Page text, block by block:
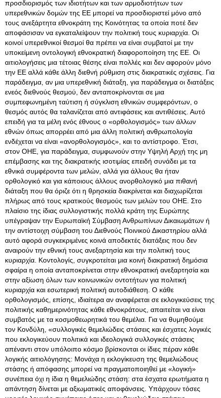
προσδιορισμός των ιδιοτήτων και των αρμοδιοτήτων των
υπερεθνικών δομών της ΕΕ μπορεί να προσδιοριστεί μόνο από
τους ανεξάρτητα εθνοκράτη της Κοινότητας τα οποία ποτέ δεν
αποφάσισαν να εγκαταλείψουν την πολιτική τους κυριαρχία. Οι
κοινοί υπερεθνικοί θεσμοί θα πρέπει να είναι συμβατοί με την
υποκείμενη οντολογική εθνοκρατική διαφοροποίηση της ΕΕ. Οι
αιτιολογήσεις μια τέτοιας θέσης είναι πολλές και δεν αφορούν μόνο
την ΕΕ αλλά κάθε άλλη διεθνή ρύθμιση στις διακρατικές σχέσεις. Για
παράδειγμα, αν μια υπερεθνική διάταξη, για παράδειγμα οι διατάξεις
ενεός διεθνούς θεσμού, δεν ανταποκρίνονται σε μια
συμπεφωνημένη ταύτιση ή σύγκλιση εθνικών συμφερόντων, ο
θεσμός αυτός θα ταλανίζεται από αντιφάσεις και αντιθέσεις. Αυτό
επειδή για τα μέλη ενός έθνους ο «ορθολογισμός» των άλλων
εθνών όπως απορρέει από μια άλλη πολιτική ανθρωπολογία
ενδέχεται να είναι «ανορθολογισμός», και το αντίστροφο. Έτσι,
στον ΟΗΕ, για παράδειγμα, συμφωνούν στην Υψηλή Αρχή της μη
επέμβασης και της διακρατικής ισοτιμίας επειδή συνάδει με τα
εθνικά συμφέροντα των μελών, αλλά για άλλους θα ήταν
ορθολογικό και για κάποιους άλλους ανορθολογικό μια πιθανή
διάταξη που θα όριζε ότι η θρησκεία διακρίνεται και διαχωρίζεται
πλήρως από τους κρατικούς θεσμούς των μελών του ΟΗΕ. Στο
πλαίσιο της ίδιας συλλογιστικής πολλά κράτη της Ευρώπης
υπέγραψαν την Ευρωπαϊκή Σύμβαση Ανθρωπίνων Δικαιωμάτων ή
την αντίστοιχη σύμβαση του Διεθνούς Ποινικού Δικαστηρίου αλλά
αυτό αφορά συγκεκριμένες κοινά αποδεκτές διατάξεις που δεν
αναιρούν την εθνική τους ανεξαρτησία και την πολιτική τους
κυριαρχία. Κοντολογίς, συγκροτείται μια κοινή διακρατική δημόσια
σφαίρα η οποία ανταποκρίνεται στην εθνοκρατική ανεξαρτησία και
στην αξίωση όλων των κοινωνικών οντοτήτων για πολιτική
κυριαρχία και εσωτερική πολιτική αυτοδιάθεση. Ο κάθε
ορθολογισμός, επίσης, ιδιαίτερα αν αναφέρεται σε εκλογικεύσεις της
πολιτικής καθημερινότητας κάθε εθνοκράτους, απαιτείται να είναι
συμβατός με τα κοσμοθεωρητικά του θεμέλια. Για να θυμηθούμε
τον Κονδύλη, «συλλογικές θεμελιώδεις στάσεις και έσχατες λογικές
που εκλογικεύουν πολιτικά και ιδεολογικά συλλογικές στάσεις
απέναντι στον υπόλοιπο κόσμο βρίσκονται οι ίδιες πέραν κάθε
λογικής αιτιολόγησης: Μονάχα η εκλογίκευση της θεμελιώδους
στάσης ή απόφασης μπορεί να πραγματοποιηθεί με «λογική»
συνέπεια όχι η ίδια η θεμελιώδης στάση: στα έσχατα ερωτήματα η
απάντηση δίνεται με αξιωματικές αποφάνσεις. Υπάρχουν τόσες